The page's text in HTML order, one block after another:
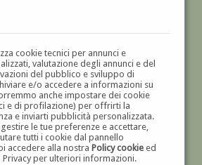
cookie tecnici per annunci e
valutazione degli annunci e del
del pubblico e sviluppo di
e/o accedere a informazioni su
anche impostare dei cookie
e di profilazione) per offrirti la
e inviarti pubblicità personalizzata.
le tue preferenze e accettare,
tutti i cookie dal pannello
accedere alla nostra Policy cookieed
per ulteriori informazioni.
GALLERIAD'ARTE
E SCULTURE '800 E '900